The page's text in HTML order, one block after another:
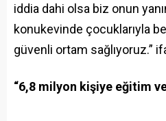
iddia dahi olsa biz onun
konukevinde çocuklarıyla
güvenli ortam sağlıyoruz.”
“6,8 milyon kişiye eğitim